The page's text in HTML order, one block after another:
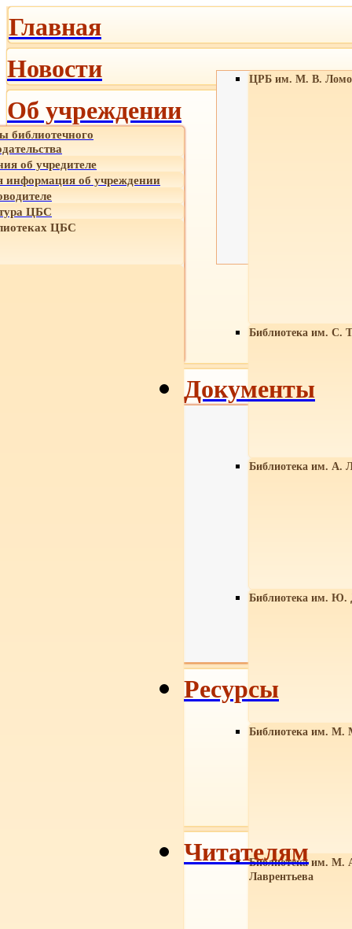
Главная
Новости
Об учреждении
библиотечного
об учредителе
об учреждении
ЦБС
ЦБС
ЦРБ им. М. В.
Библиотека им. С.
Библиотека им. А.
Библиотека им. Ю.
Библиотека им. М.
Библиотека им. М.
Лаврентьева
Документы
Ресурсы
Читателям